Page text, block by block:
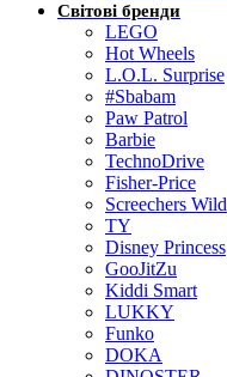
Світові бренди
LEGO
Hot Wheels
L.O.L. Surprise
#Sbabam
Paw Patrol
Barbie
TechnoDrive
Fisher-Price
Screechers Wild
TY
Disney Princess
GooJitZu
Kiddi Smart
LUKKY
Funko
DOKA